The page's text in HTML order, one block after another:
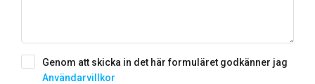
Genom att skicka in det här formuläret godkänner jag
Användarvillkor